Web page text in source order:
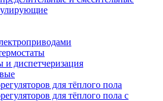
и диспетчеризация
для тёплого пола
для тёплого пола с